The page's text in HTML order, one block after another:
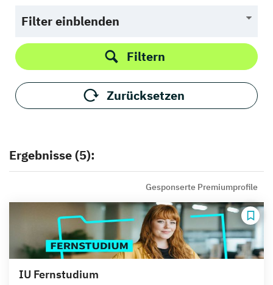
Filter einblenden
Filtern
Zurücksetzen
Ergebnisse (5):
Gesponserte Premiumprofile
IU Fernstudium